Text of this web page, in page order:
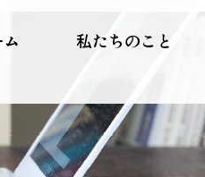
私たちのこと